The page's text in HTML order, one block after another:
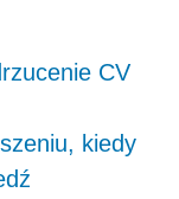
CV
kiedy